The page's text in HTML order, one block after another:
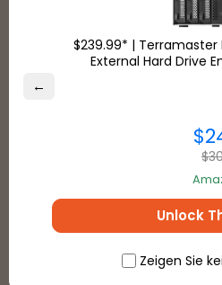
Läden
←
$239.99* | Terramaster
External Hard Drive
Unlock
Zeigen Sie